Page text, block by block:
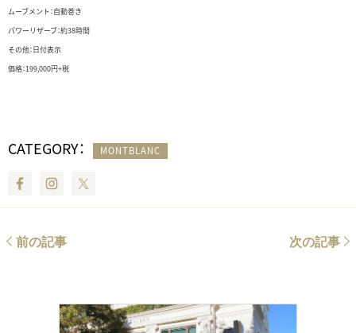
ムーブメント：自動巻き
パワーリザーブ：約38時間
その他：日付表示
価格：199,000円+税
CATEGORY： MONTBLANC
FacebookInstagram
前の記事 次の記事